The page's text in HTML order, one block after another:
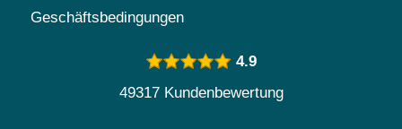
Geschäftsbedingungen
4.9
49317 Kundenbewertung